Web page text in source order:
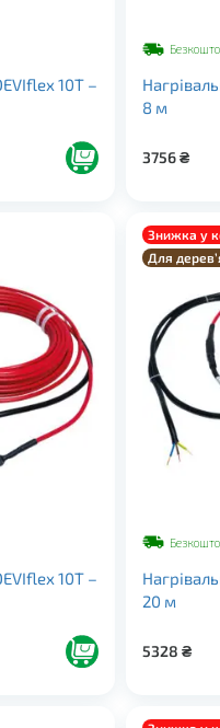
10Т –
8 м
3756₴
10Т –
Знижка у
Для
20 м
5328 ₴